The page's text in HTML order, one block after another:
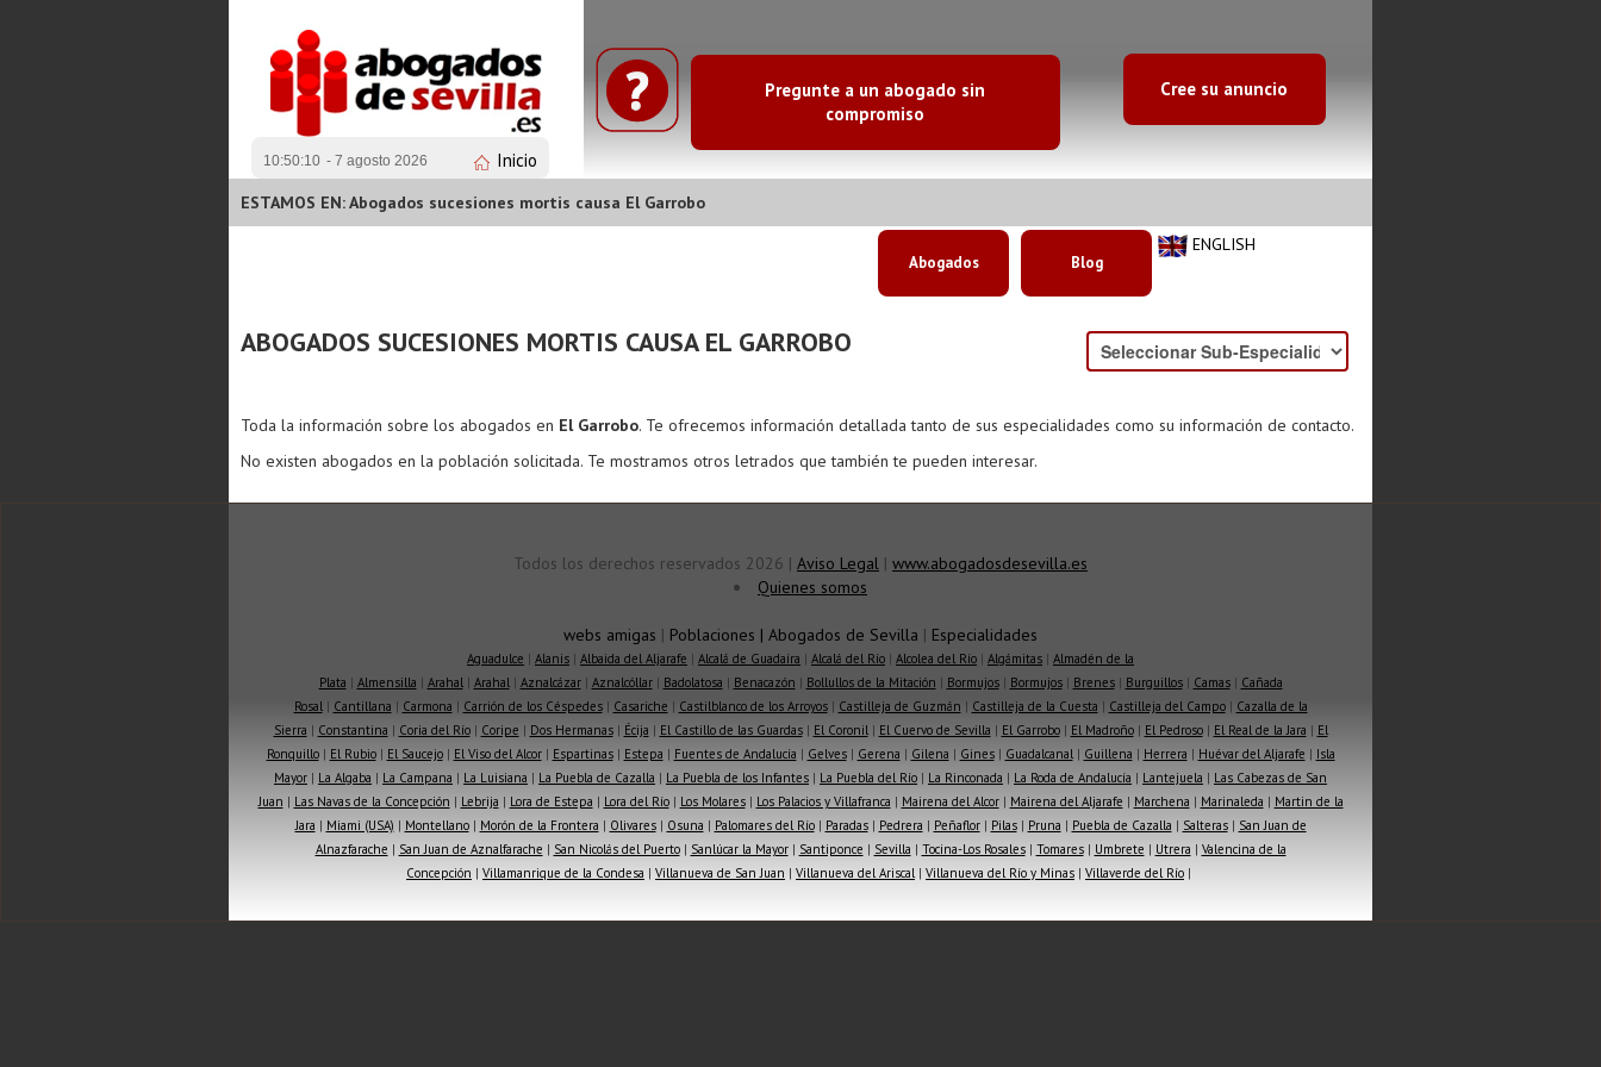
10:50:10 - 7 agosto 2026 Inicio
Pregunte a un abogado sin
compromiso
Cree su anuncio
ESTAMOS EN: Abogados sucesiones mortis causa El Garrobo
ENGLISH
Abogados Blog
ABOGADOS SUCESIONES MORTIS CAUSA EL GARROBO
Toda la información sobre los abogados en El Garrobo. Te ofrecemos información detallada tanto de sus especialidades como su información de contacto.
No existen abogados en la población solicitada. Te mostramos otros letrados que también te pueden interesar.
Todos los derechos reservados 2026 | Aviso Legal | www.abogadosdesevilla.es
Quienes somos
webs amigas | Poblaciones | Abogados de Sevilla | Especialidades
Aguadulce | Alanis | Albaida del Aljarafe | Alcalá de Guadaíra | Alcalá del Río | Alcolea del Río | Algámitas | Almadén de la
Plata | Almensilla | Arahal| Arahal| Aznalcázar| Aznalcóllar| Badolatosa | Benacazón | Bollullos de la Mitación | Bormujos| Bormujos| Brenes| Burguillos| Camas| Cañada
Rosal| Cantillana | Carmona | Carrión de los Céspedes| Casariche | Castilblanco de los Arroyos| Castilleja de Guzmán | Castilleja de la Cuesta | Castilleja del Campo| Cazalla de la
Sierra | Constantina | Coria del Río| Coripe | Dos Hermanas| Écija | El Castillo de las Guardas| El Coronil| El Cuervo de Sevilla | El Garrobo| El Madroño| El Pedroso| El Real de la Jara | El
Ronquillo| El Rubio| El Saucejo| El Viso del Alcor| Espartinas| Estepa | Fuentes de Andalucía | Gelves| Gerena | Gilena | Gines| Guadalcanal| Guillena | Herrera | Huévar del Aljarafe | Isla
Mayor | La Algaba | La Campana | La Luisiana | La Puebla de Cazalla | La Puebla de los Infantes | La Puebla del Río | La Rinconada | La Roda de Andalucía | Lantejuela | Las Cabezas de San
Juan | Las Navas de la Concepción | Lebrija | Lora de Estepa | Lora del Río| Los Molares| Los Palacios y Villafranca | Mairena del Alcor| Mairena del Aljarafe | Marchena | Marinaleda | Martin de la
Jara | Miami (USA) | Montellano| Morón de la Frontera | Olivares| Osuna | Palomares del Río| Paradas| Pedrera | Peñaflor| Pilas| Pruna | Puebla de Cazalla | Salteras| San Juan de
Alnazfarache | San Juan de Aznalfarache | San Nicolás del Puerto| Sanlúcar la Mayor| Santiponce | Sevilla | Tocina-Los Rosales| Tomares| Umbrete | Utrera | Valencina de la
Concepción | Villamanrique de la Condesa | Villanueva de San Juan | Villanueva del Ariscal| Villanueva del Río y Minas | Villaverde del Río |